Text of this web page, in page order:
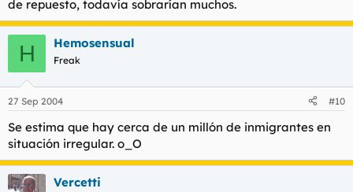
de repuesto, todavía sobrarían muchos.
H Hemosensual
Freak
27 Sep 2004 #10
Se estima que hay cerca de un millón de inmigrantes en
situación irregular. o_O
Vercetti